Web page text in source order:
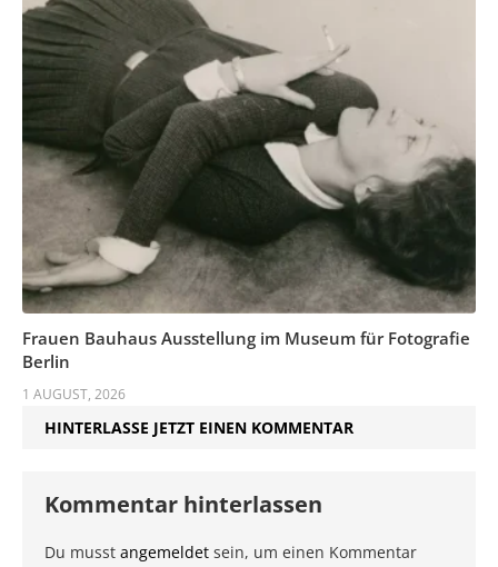
Frauen Bauhaus Ausstellung im Museum für Fotografie
Berlin
1 AUGUST, 2026
HINTERLASSE JETZT EINEN KOMMENTAR
Kommentar hinterlassen
Du musst angemeldet sein, um einen Kommentar